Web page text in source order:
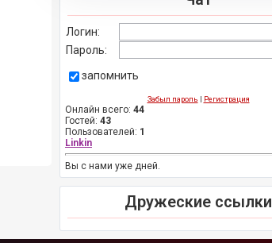
Логин:
Пароль:
запомнить
Забыл пароль | Регистрация
Онлайн всего: 44
Гостей: 43
Пользователей: 1
Linkin
Вы с нами уже дней.
Дружеские ссылки